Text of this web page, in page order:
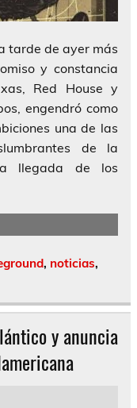
tarde de ayer más
y constancia
Red House y
engendró como
una de las
de la
llegada de los
, noticias,
y anuncia